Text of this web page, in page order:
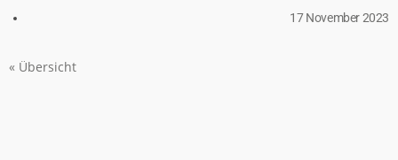
17 November 2023
« Übersicht